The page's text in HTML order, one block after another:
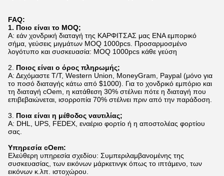
FAQ:
1. Ποιο είναι το MOQ;
Α: εάν χονδρική διαταγή της ΚΑΡΦΙΤΣΑΣ μας ΕΝΑ εμπορικό
σήμα, γεύσεις μιγμάτων MOQ 1000pcs. Προσαρμοσμένο
λογότυπο και συσκευασία: MOQ 1000pcs κάθε γεύση
2. Ποιος είναι ο όρος πληρωμής;
Α: Δεχόμαστε T/T, Western Union, MoneyGram, Paypal (μόνο για
το ποσό διαταγής κάτω από $1000). Για το χονδρικό εμπόριο και
τη διαταγή cOem, η κατάθεση 30% στέλνει πότε η διαταγή που
επιβεβαιώνεται, ισορροπία 70% στέλνει πριν από την παράδοση.
3. Ποια είναι η μέθοδος ναυτιλίας;
Α: DHL, UPS, FEDEX, εναέριο φορτίο ή η αποστολέας φορτίου
σας.
Υπηρεσία cOem:
Ελεύθερη υπηρεσία σχεδίου: Συμπεριλαμβανομένης της
συσκευασίας, των εικόνων μάρκετινγκ όπως το ιπτάμενο, των
εικόνων κ.λπ. ιστοχώρου.